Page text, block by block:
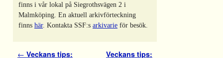
finns i vår lokal på Siegrothsvägen 2 i
Malmköping. En aktuell arkivförteckning
finnshär. Kontakta SSF:sarkivarie för besök.
Inläggsnavigering
← Veckans tips:
Veckans tips: